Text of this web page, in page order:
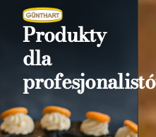
Produkty
dla